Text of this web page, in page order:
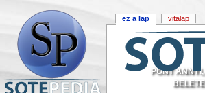
PONT
ez a lap vitalap